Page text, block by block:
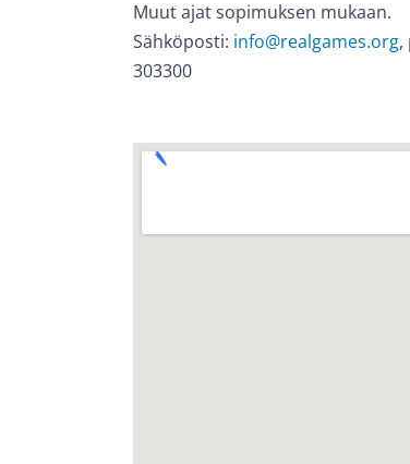
Muut ajat sopimuksen mukaan.
Sähköposti: info@realgames.org,
303300